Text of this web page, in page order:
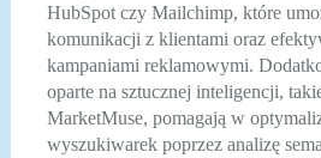
HubSpot czy Mailchimp, które
komunikacji z klientami oraz
kampaniami reklamowymi.
oparte na sztucznej inteligencji,
MarketMuse, pomagają w
wyszukiwarek poprzez analizę